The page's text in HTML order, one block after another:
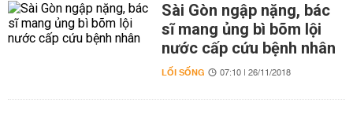
Sài Gòn ngập nặng, bác
sĩ mang ủng bì bõm lội
nước cấp cứu bệnh nhân
LỐI SỐNG 07:10 | 26/11/2018